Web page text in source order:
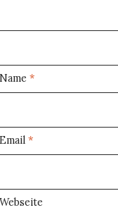
Name*
Email*
Webseite